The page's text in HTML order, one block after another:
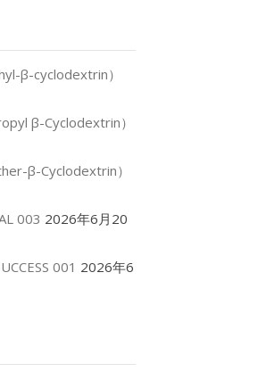
β-cyclodextrin）
β-Cyclodextrin）
β-Cyclodextrin）
003 2026年6月20
001 2026年6